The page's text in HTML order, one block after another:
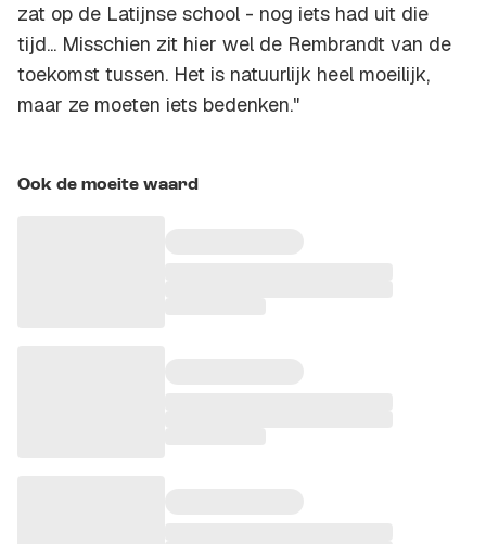
zat op de Latijnse school - nog iets had uit die
tijd... Misschien zit hier wel de Rembrandt van de
toekomst tussen. Het is natuurlijk heel moeilijk,
maar ze moeten iets bedenken."
Ook de moeite waard